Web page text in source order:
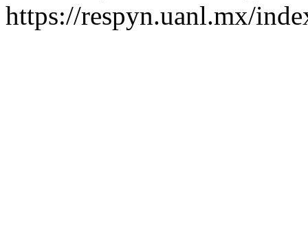
https://respyn.uanl.mx/